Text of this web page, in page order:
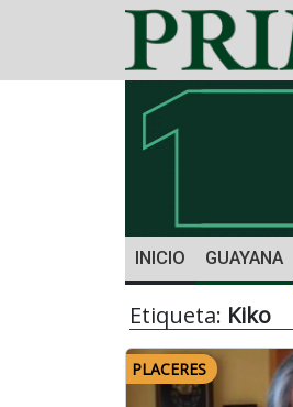
INICIO GUAYANA
Etiqueta: Kiko
PLACERES